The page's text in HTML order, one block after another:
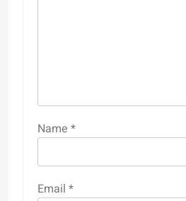
Name *
Email *